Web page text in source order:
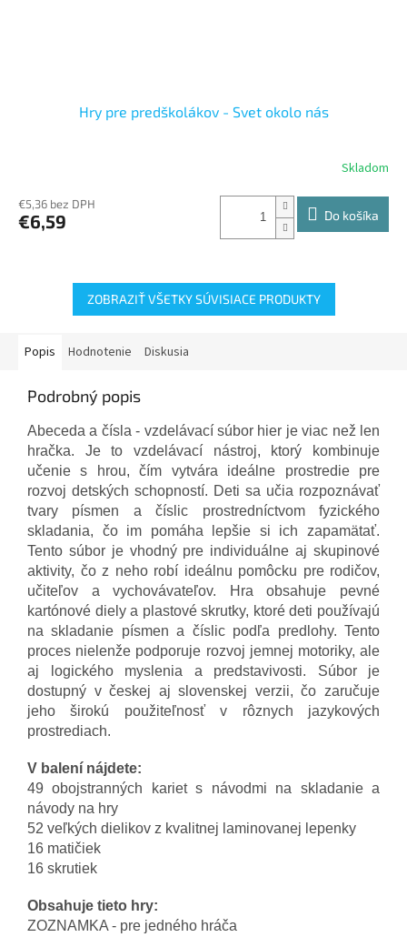
Hry pre predškolákov - Svet okolo nás
Skladom
€5,36 bez DPH
€6,59 Do košíka
ZOBRAZIŤ VŠETKY SÚVISIACE PRODUKTY
Popis Hodnotenie Diskusia
Podrobný popis
Abeceda a čísla - vzdelávací súbor hier je viac než len
hračka. Je to vzdelávací nástroj, ktorý kombinuje
učenie s hrou, čím vytvára ideálne prostredie pre
rozvoj detských schopností. Deti sa učia rozpoznávať
tvary písmen a číslic prostredníctvom fyzického
skladania, čo im pomáha lepšie si ich zapamätať.
Tento súbor je vhodný pre individuálne aj skupinové
aktivity, čo z neho robí ideálnu pomôcku pre rodičov,
učiteľov a vychovávateľov. Hra obsahuje pevné
kartónové diely a plastové skrutky, ktoré deti používajú
na skladanie písmen a číslic podľa predlohy. Tento
proces nielenže podporuje rozvoj jemnej motoriky, ale
aj logického myslenia a predstavivosti. Súbor je
dostupný v českej aj slovenskej verzii, čo zaručuje
jeho širokú použiteľnosť v rôznych jazykových
prostrediach.
V balení nájdete:
49 obojstranných kariet s návodmi na skladanie a
návody na hry
52 veľkých dielikov z kvalitnej laminovanej lepenky
16 matičiek
16 skrutiek
Obsahuje tieto hry:
ZOZNAMKA - pre jedného hráča